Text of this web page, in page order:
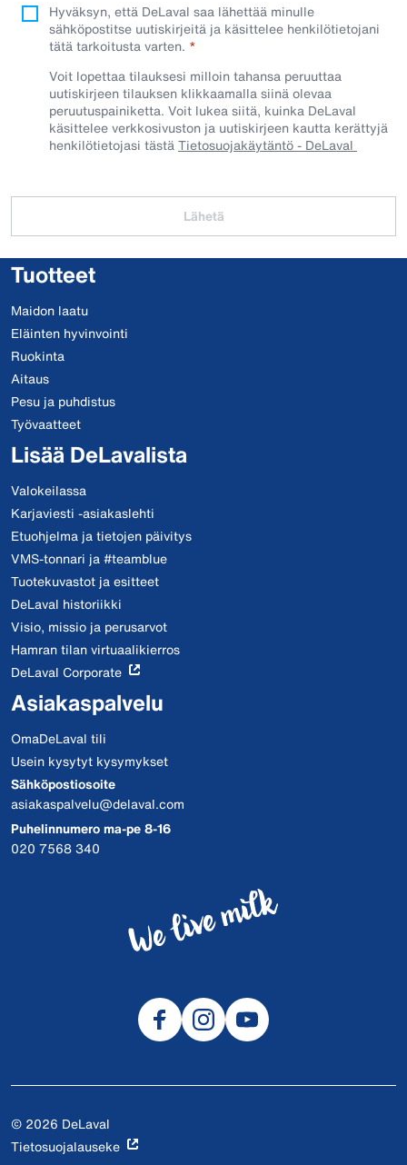
Hyväksyn, että DeLaval saa lähettää minulle
sähköpostitse uutiskirjeitä ja käsittelee henkilötietojani
tätä tarkoitusta varten.
Voit lopettaa tilauksesi milloin tahansa peruuttaa
uutiskirjeen tilauksen klikkaamalla siinä olevaa
peruutuspainiketta. Voit lukea siitä, kuinka DeLaval
käsittelee verkkosivuston ja uutiskirjeen kautta kerättyjä
henkilötietojasi tästäTietosuojakäytäntö - DeLaval
Lähetä
Tuotteet
Maidon laatu
Eläinten hyvinvointi
Ruokinta
Aitaus
Pesu ja puhdistus
Työvaatteet
Lisää DeLavalista
Valokeilassa
Karjaviesti -asiakaslehti
Etuohjelma ja tietojen päivitys
VMS-tonnari ja #teamblue
Tuotekuvastot ja esitteet
DeLaval historiikki
Visio, missio ja perusarvot
Hamran tilan virtuaalikierros
DeLaval Corporate
Asiakaspalvelu
OmaDeLaval tili
Usein kysytyt kysymykset
Sähköpostiosoite
asiakaspalvelu@delaval.com
Puhelinnumero ma-pe 8-16
020 7568 340
© 2026 DeLaval
Tietosuojalauseke